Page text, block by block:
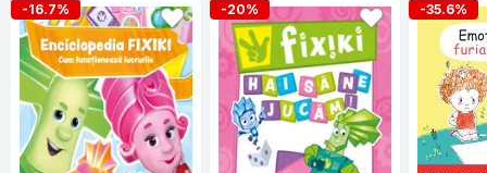
-16.7% -20% -35.6%